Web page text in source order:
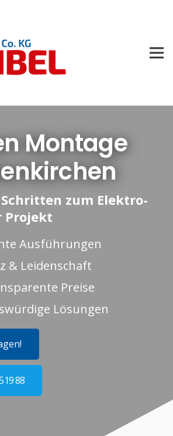
Montage
zum Elektro-
Projekt
Ausführungen
& Leidenschaft
Preise
Lösungen
88